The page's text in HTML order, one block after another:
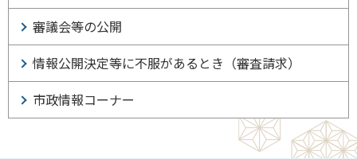
審議会等の公開
情報公開決定等に不服があるとき（審査請求）
市政情報コーナー